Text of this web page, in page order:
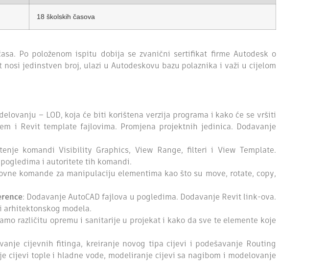
18 školskih časova
Po položenom ispitu dobija se zvanični sertifikat firme Autodesk o
jedinstven broj, ulazi u Autodeskovu bazu polaznika i važi u cijelom
– LOD, koja će biti korištena verzija programa i kako će se vršiti
i Revit template fajlovima. Promjena projektnih jedinica. Dodavanje
komandi Visibility Graphics, View Range, filteri i View Template.
i autoritete tih komandi.
komande za manipulaciju elementima kao što su move, rotate, copy,
: Dodavanje AutoCAD fajlova u pogledima. Dodavanje Revit link-ova.
arhitektonskog modela.
različitu opremu i sanitarije u projekat i kako da sve te elemente koje
cijevnih fitinga, kreiranje novog tipa cijevi i podešavanje Routing
cijevi tople i hladne vode, modeliranje cijevi sa nagibom i modelovanje